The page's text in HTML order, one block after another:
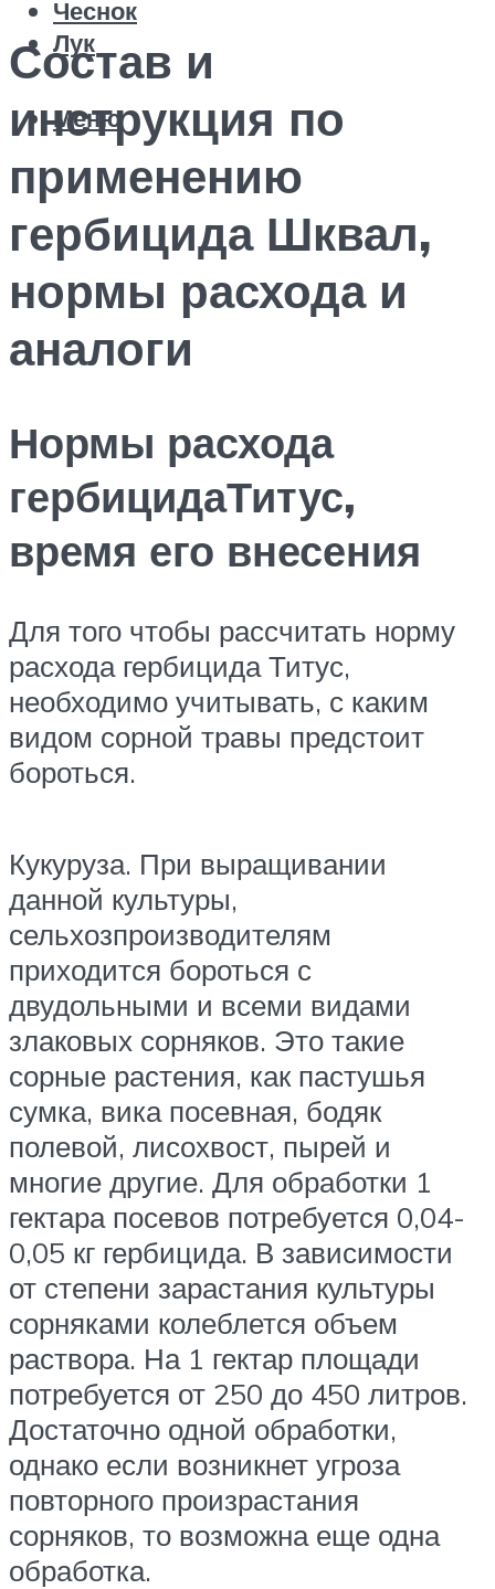
Чеснок
Лук
Меню
Состав и
инструкция по
применению
гербицида Шквал,
нормы расхода и
аналоги
Нормы расхода
гербицидаТитус,
время его внесения
Для того чтобы рассчитать норму
расхода гербицида Титус,
необходимо учитывать, с каким
видом сорной травы предстоит
бороться.
Кукуруза. При выращивании
данной культуры,
сельхозпроизводителям
приходится бороться с
двудольными и всеми видами
злаковых сорняков. Это такие
сорные растения, как пастушья
сумка, вика посевная, бодяк
полевой, лисохвост, пырей и
многие другие. Для обработки 1
гектара посевов потребуется 0,04-
0,05 кг гербицида. В зависимости
от степени зарастания культуры
сорняками колеблется объем
раствора. На 1 гектар площади
потребуется от 250 до 450 литров.
Достаточно одной обработки,
однако если возникнет угроза
повторного произрастания
сорняков, то возможна еще одна
обработка.